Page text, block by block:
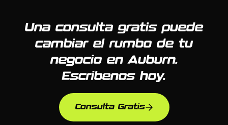
Una consulta gratis puede
cambiar el rumbo de tu
negocio en Auburn.
Escribenos hoy.
Consulta Gratis